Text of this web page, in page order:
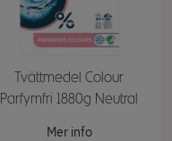
Tvättmedel Colour
Parfymfri 1880g Neutral
Mer info